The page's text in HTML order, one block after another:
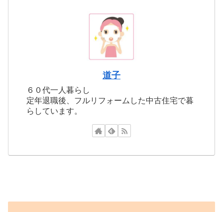
道子
６０代一人暮らし
定年退職後、フルリフォームした中古住宅で暮
らしています。